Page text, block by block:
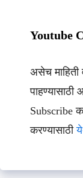
Youtube
असेच माहिती
Subscribe
करण्यासाठी